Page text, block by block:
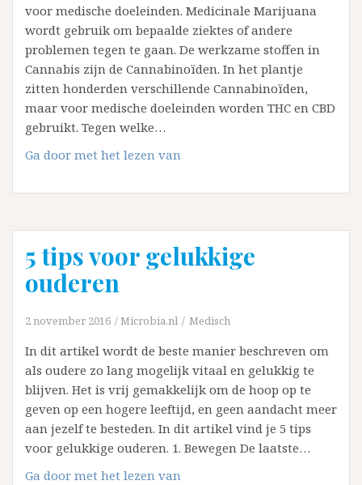
voor medische doeleinden. Medicinale Marijuana
wordt gebruik om bepaalde ziektes of andere
problemen tegen te gaan. De werkzame stoffen in
Cannabis zijn de Cannabinoïden. In het plantje
zitten honderden verschillende Cannabinoïden,
maar voor medische doeleinden worden THC en CBD
gebruikt. Tegen welke…
Ga door met het lezen van
medicinale
gebruiken
5 tips voor gelukkige
ouderen
2 november 2016 Microbia.nl Medisch
In dit artikel wordt de beste manier beschreven om
als oudere zo lang mogelijk vitaal en gelukkig te
blijven. Het is vrij gemakkelijk om de hoop op te
geven op een hogere leeftijd, en geen aandacht meer
aan jezelf te besteden. In dit artikel vind je 5 tips
voor gelukkige ouderen. 1. Bewegen De laatste…
Ga door met het lezen van